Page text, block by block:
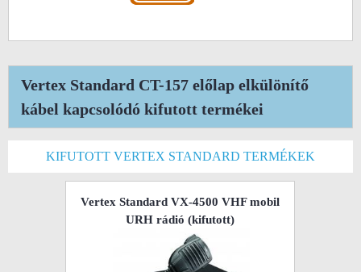
Vertex Standard CT-157 előlap elkülönítő
kábel kapcsolódó kifutott termékei
KIFUTOTT VERTEX STANDARD TERMÉKEK
Vertex Standard VX-4500 VHF mobil
URH rádió (kifutott)